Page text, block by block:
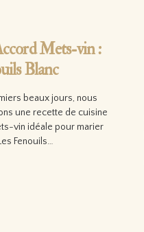
Mets-vin :
Blanc
beaux jours, nous
une recette de cuisine
vin idéale pour marier
Fenouils…